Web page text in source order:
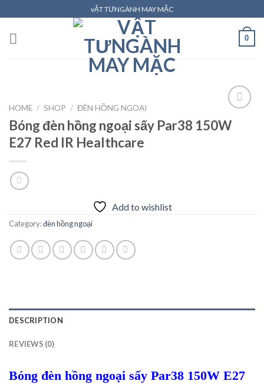
to
content
vẬT TƯNGÀNH MAY MẶC
0
HOME / SHOP / ĐÈN HỒNG NGOẠI
Bóng đèn hồng ngoại sấy Par38 150W
E27 Red IR Healthcare
Add to wishlist
Category:đèn hồng ngoại
DESCRIPTION
REVIEWS (0)
Bóng đèn hồng ngoại sấy Par38 150W E27